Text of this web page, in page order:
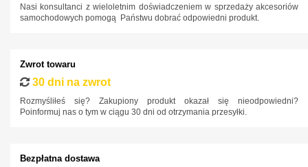
Nasi konsultanci z wieloletnim doświadczeniem w sprzedaży akcesoriów
samochodowych pomogą Państwu dobrać odpowiedni produkt.
Zwrot towaru
30 dni na zwrot
Rozmyśliłeś się? Zakupiony produkt okazał się nieodpowiedni?
Poinformuj nas o tym w ciągu 30 dni od otrzymania przesyłki.
Bezpłatna dostawa